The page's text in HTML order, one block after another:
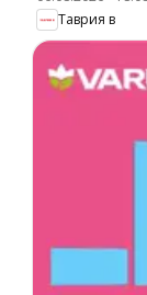
Таврия в